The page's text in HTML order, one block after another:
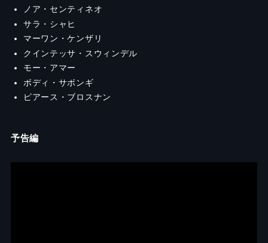
ノア・センティネオ
サラ・シャヒ
マーワン・ケンザリ
クインテッサ・スウィンデル
モー・アマー
ボディ・サボンギ
ピアース・ブロスナン
予告編